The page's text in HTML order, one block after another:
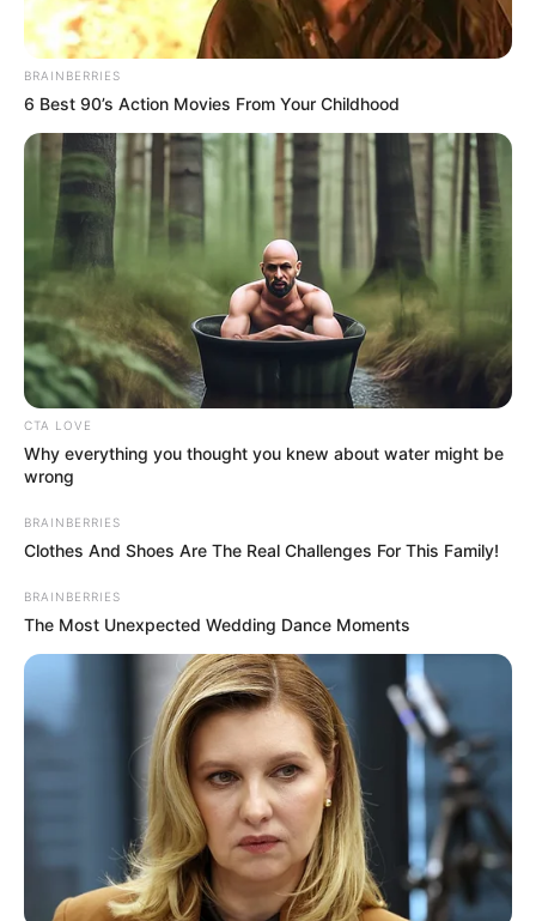
BRAINBERRIES
6 Best 90’s Action Movies From Your Childhood
CTA LOVE
Why everything you thought you knew about water might be
wrong
BRAINBERRIES
Clothes And Shoes Are The Real Challenges For This Family!
BRAINBERRIES
The Most Unexpected Wedding Dance Moments